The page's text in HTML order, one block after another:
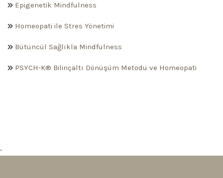
Epigenetik Mindfulness
Homeopati ile Stres Yönetimi
Bütüncül Sağlıkla Mindfulness
PSYCH-K® Bilinçaltı Dönüşüm Metodu ve Homeopati
.